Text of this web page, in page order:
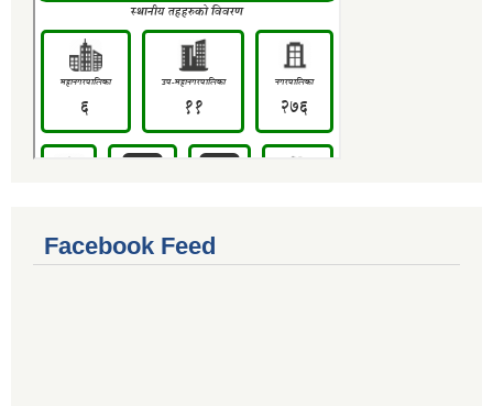
Facebook Feed